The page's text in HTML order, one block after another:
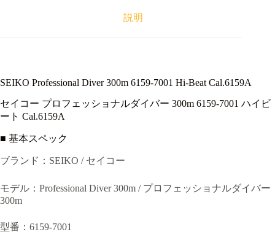
説明
SEIKO Professional Diver 300m 6159-7001 Hi-Beat Cal.6159A
セイコー プロフェッショナルダイバー 300m 6159-7001 ハイビ
ート Cal.6159A
■ 基本スペック
ブランド：SEIKO / セイコー
モデル：Professional Diver 300m / プロフェッショナルダイバー
300m
型番：6159-7001